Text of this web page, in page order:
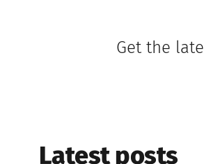
Get the
Latest posts